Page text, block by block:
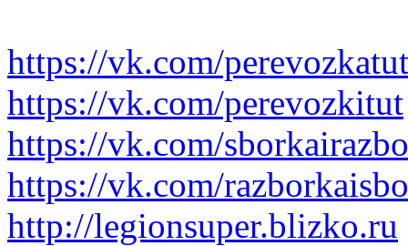
https://vk.com/perevozkatut
https://vk.com/perevozkitut
https://vk.com/
https://vk.com/
http://legionsuper.blizko.ru